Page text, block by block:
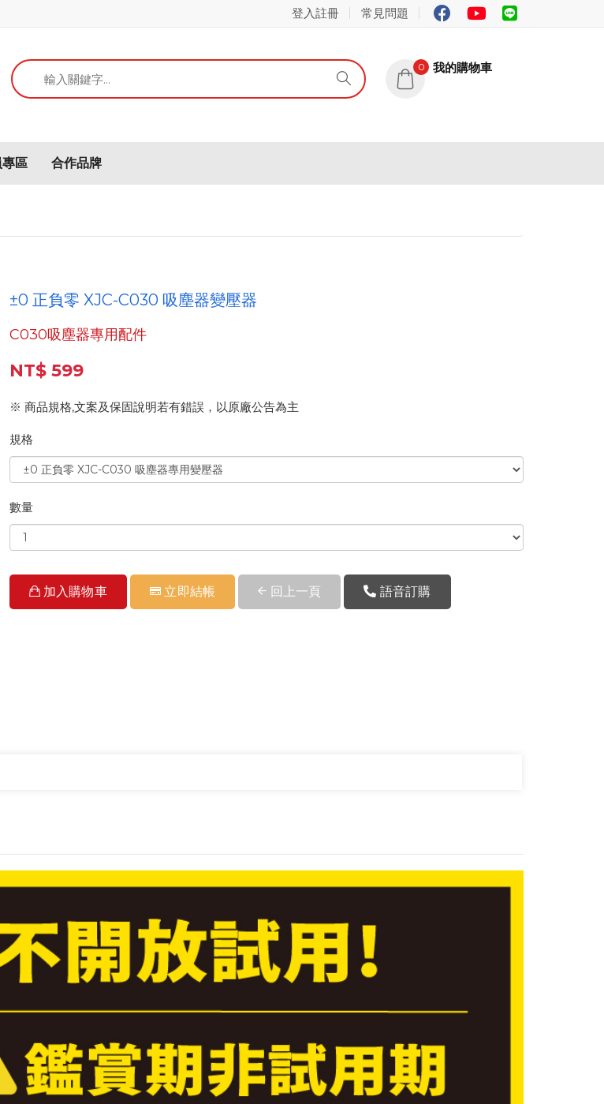
登入註冊 常見問題
0 我的購物車
區 合作品牌
±0 正負零 XJC-C030 吸塵器變壓器
C030吸塵器專用配件
NT$ 599
※ 商品規格,文案及保固說明若有錯誤，以原廠公告為主
規格
數量
加入購物車 立即結帳 回上一頁 語音訂購